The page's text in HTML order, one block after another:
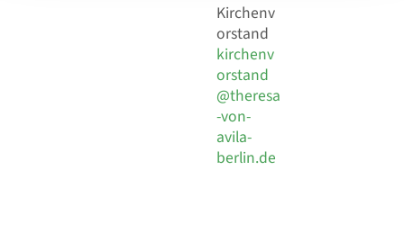
Kirchenv
orstand
kirchenv
orstand
@theresa
-von-
avila-
berlin.de